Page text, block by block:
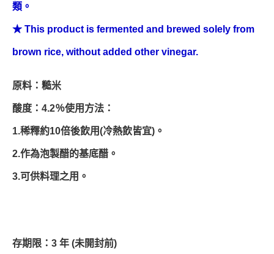
類。
★ This product is fermented and brewed solely from
brown rice, without added other vinegar.
原料：糙米
酸度：4.2％使用方法：
1.稀釋約10倍後飲用(冷熱飲皆宜)。
2.作為泡製醋的基底醋。
3.可供料理之用。
存期限：3 年 (未開封前)